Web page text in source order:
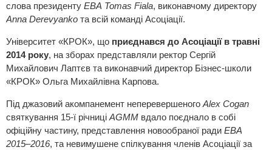
слова президенту EBA Tomas Fiala, виконавчому директору
Anna Derevyanko та всій команді Асоціації.
Університет «КРОК», що приєднався до Асоціації в травні
2014 року, на зборах представляли ректор Сергій
Михайлович Лаптєв та виконавчий директор Бізнес-школи
«КРОК» Ольга Михайлівна Карпова.
Під джазовий акомпанемент неперевершеного Alex Cogan
святкування 15-ї річниці AGMM вдало поєднало в собі
офіційну частину, представлення новообраної ради EBA
2015–2016, та невимушене спілкування членів Асоціації за